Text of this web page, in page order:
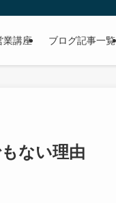
業講座 ブログ記事一覧
ない理由